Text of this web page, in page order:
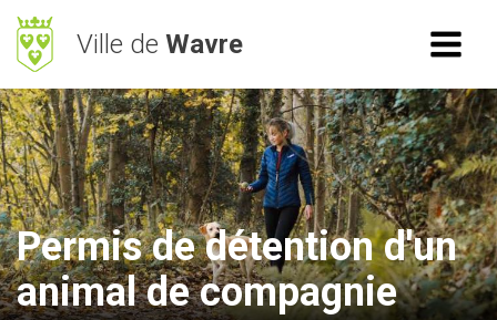
Ville de Wavre
RECHERCHE
ACCÈS RAPIDE
Mes démarches
BetterStreet
Déchets
Permis de détention d'un
animal de compagnie